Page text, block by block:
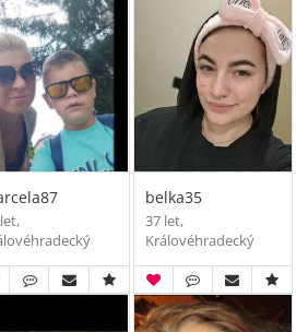
belka35
37 let,
Královéhradecký